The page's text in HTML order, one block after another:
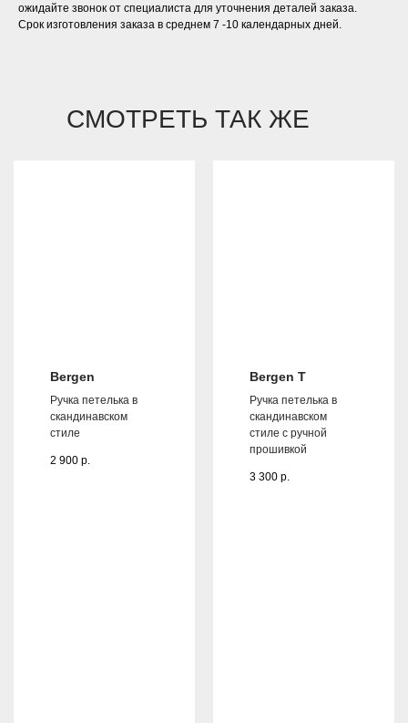
ожидайте звонок от специалиста для уточнения деталей заказа.
Срок изготовления заказа в среднем 7 -10 календарных дней.
СМОТРЕТЬ ТАК ЖЕ
Bergen
Ручка петелька в
скандинавском
стиле
2 900 р.
Bergen T
Ручка петелька в
скандинавском
стиле с ручной
прошивкой
3 300 р.